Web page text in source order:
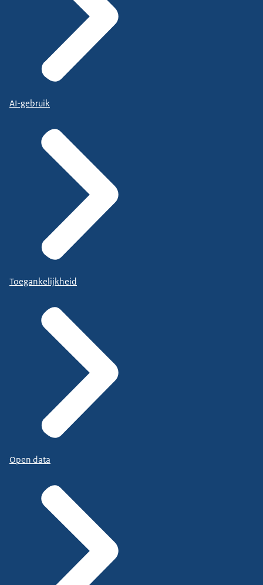
AI-gebruik
Toegankelijkheid
Open data